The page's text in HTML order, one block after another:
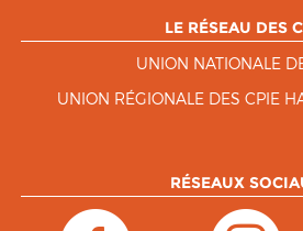
LE RÉSEAU DES
UNION NATIONALE
UNION RÉGIONALE DES CPIE
RÉSEAUX